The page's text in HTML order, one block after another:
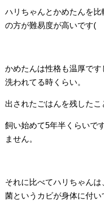
ハリちゃんとかめたんを
の方が難易度が高いです(
かめたんは性格も温厚で
洗われてる時くらい。
出されたごはんを残したこ
飼い始めて5年半くらいで
ません。
それに比べてハリちゃん
菌というカビが身体に付